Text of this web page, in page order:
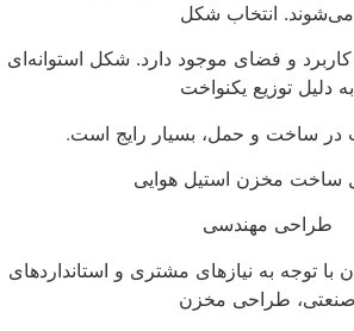
می‌شوند. انتخاب شکل
و فضای موجود دارد. شکل استوانه‌ای
به دلیل توزیع یکنواخت
ساخت و حمل، بسیار رایج است.
ساخت مخزن استیل هوایی
طراحی مهندسی
توجه به نیازهای مشتری و استانداردهای
صنعتی، طراحی مخزن